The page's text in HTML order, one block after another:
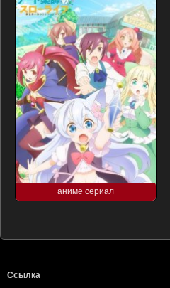
аниме сериал
Ссылка